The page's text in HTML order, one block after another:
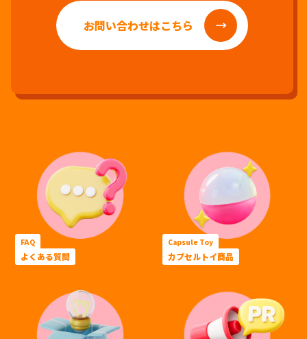
お問い合わせはこちら
FAQ
よくある質問
Capsule Toy
カプセルトイ商品